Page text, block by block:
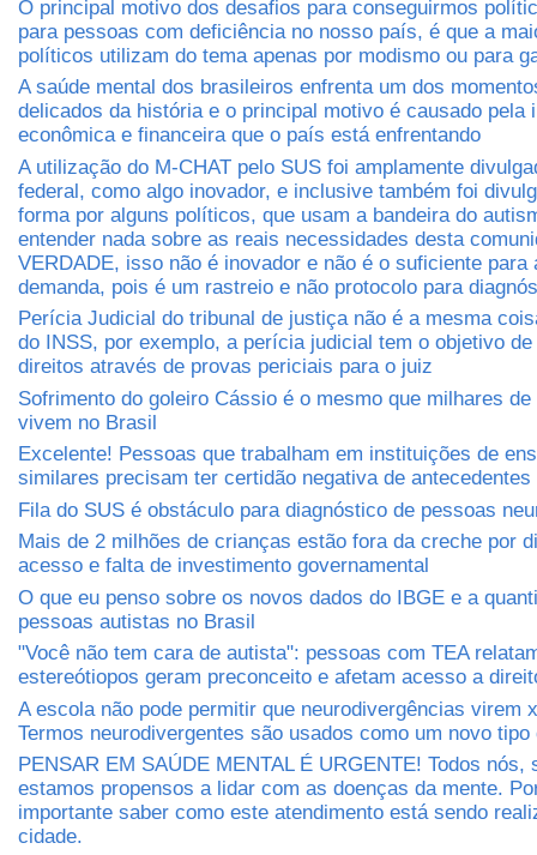
O principal motivo dos desafios para conseguirmos
para pessoas com deficiência no nosso país, é que a
políticos utilizam do tema apenas por modismo ou para
A saúde mental dos brasileiros enfrenta um dos
delicados da história e o principal motivo é causado pela
econômica e financeira que o país está enfrentando
A utilização do M-CHAT pelo SUS foi amplamente
federal, como algo inovador, e inclusive também foi
forma por alguns políticos, que usam a bandeira do
entender nada sobre as reais necessidades desta
VERDADE, isso não é inovador e não é o suficiente para
demanda, pois é um rastreio e não protocolo para
Perícia Judicial do tribunal de justiça não é a mesma
do INSS, por exemplo, a perícia judicial tem o objetivo
direitos através de provas periciais para o juiz
Sofrimento do goleiro Cássio é o mesmo que milhares
vivem no Brasil
Excelente! Pessoas que trabalham em instituições de
similares precisam ter certidão negativa de
Fila do SUS é obstáculo para diagnóstico de pessoas
Mais de 2 milhões de crianças estão fora da creche por
acesso e falta de investimento governamental
O que eu penso sobre os novos dados do IBGE e a
pessoas autistas no Brasil
"Você não tem cara de autista": pessoas com TEA
estereótiopos geram preconceito e afetam acesso a
A escola não pode permitir que neurodivergências virem
Termos neurodivergentes são usados como um novo tipo
PENSAR EM SAÚDE MENTAL É URGENTE! Todos nós,
estamos propensos a lidar com as doenças da mente.
importante saber como este atendimento está sendo
cidade.